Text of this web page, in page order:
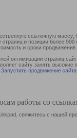
ссылочную
и позиции более
и сроки продвижения.
оптимизации страниц
сайту занять
Запустить продвижение сайта
работы со
свяжитесь с нашей